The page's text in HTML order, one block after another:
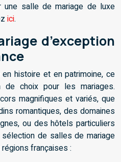
une salle de mariage de luxe
ici.
d’exception
histoire et en patrimoine, ce
choix pour les mariages.
magnifiques et variés, que
romantiques, des domaines
ou des hôtels particuliers
sélection de salles de mariage
françaises :